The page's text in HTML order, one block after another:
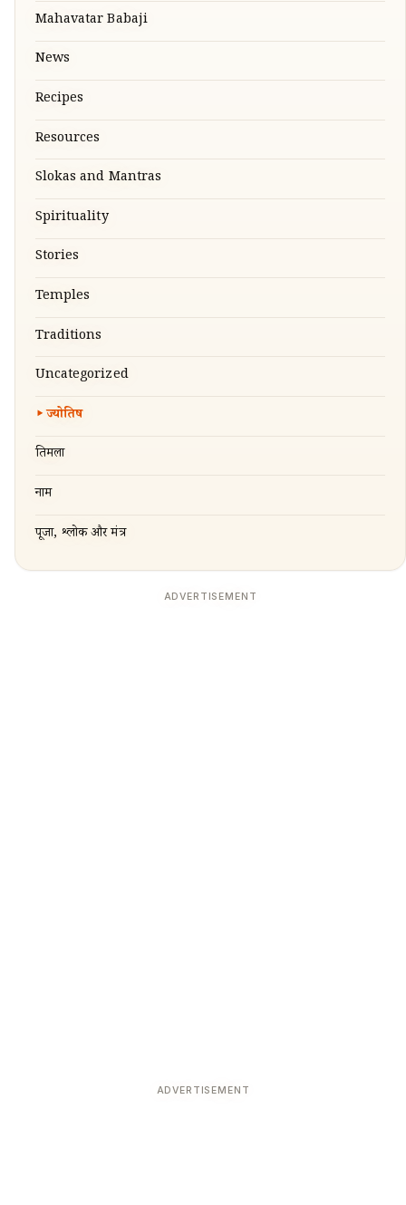
Mahavatar Babaji
News
Recipes
Resources
Slokas and Mantras
Spirituality
Stories
Temples
Traditions
Uncategorized
ज्योतिष
तिरुमला
नाम
पूजा, श्लोक और मंत्र
ADVERTISEMENT
ADVERTISEMENT